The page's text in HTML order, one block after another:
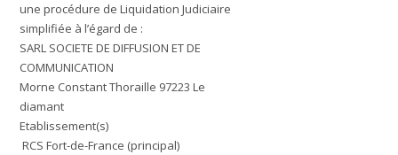
une procédure de Liquidation Judiciaire
simplifiée à l’égard de :
SARL SOCIETE DE DIFFUSION ET DE
COMMUNICATION
Morne Constant Thoraille 97223 Le
diamant
Etablissement(s)
RCS Fort-de-France (principal)